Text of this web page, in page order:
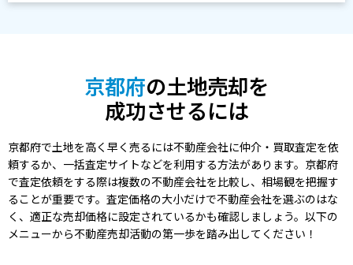
京都府の土地売却を
成功させるには
京都府で土地を高く早く売るには不動産会社に仲介・買取査定を依
頼するか、一括査定サイトなどを利用する方法があります。京都府
で査定依頼をする際は複数の不動産会社を比較し、相場観を把握す
ることが重要です。査定価格の大小だけで不動産会社を選ぶのはな
く、適正な売却価格に設定されているかも確認しましょう。以下の
メニューから不動産売却活動の第一歩を踏み出してください！